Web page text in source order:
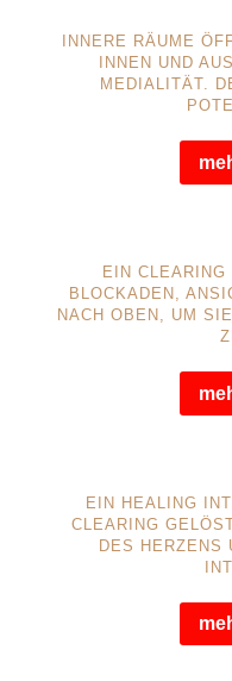
INNERE RÄUME
INNEN UND
EDIALITÄT.
EIN
BLOCKADEN,
NACH OBEN, UM
EIN HEALING
CLEARING
DES HERZENS